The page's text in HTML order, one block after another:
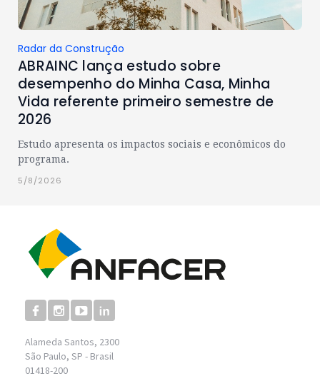
Radar da Construção
ABRAINC lança estudo sobre
desempenho do Minha Casa, Minha
Vida referente primeiro semestre de
2026
Estudo apresenta os impactos sociais e econômicos do
programa.
5/8/2026
Alameda Santos, 2300
São Paulo, SP - Brasil
01418-200